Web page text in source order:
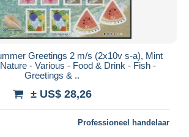
Greetings 2 m/s (2x10v s-a), Mint
- Various - Food & Drink - Fish -
Greetings & ..
± US$ 28,26
Professioneel handelaar